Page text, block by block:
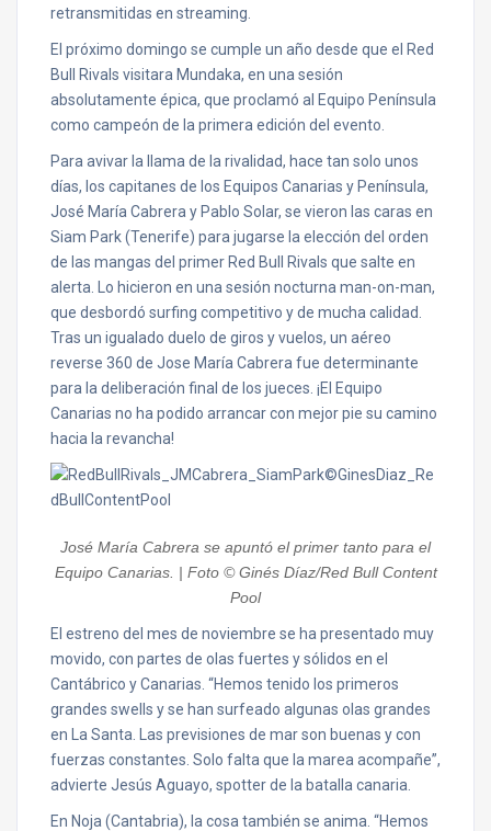
retransmitidas en streaming.
El próximo domingo se cumple un año desde que el Red
Bull Rivals visitara Mundaka, en una sesión
absolutamente épica, que proclamó al Equipo Península
como campeón de la primera edición del evento.
Para avivar la llama de la rivalidad, hace tan solo unos
días, los capitanes de los Equipos Canarias y Península,
José María Cabrera y Pablo Solar, se vieron las caras en
Siam Park (Tenerife) para jugarse la elección del orden
de las mangas del primer Red Bull Rivals que salte en
alerta. Lo hicieron en una sesión nocturna man-on-man,
que desbordó surfing competitivo y de mucha calidad.
Tras un igualado duelo de giros y vuelos, un aéreo
reverse 360 de Jose María Cabrera fue determinante
para la deliberación final de los jueces. ¡El Equipo
Canarias no ha podido arrancar con mejor pie su camino
hacia la revancha!
José María Cabrera se apuntó el primer tanto para el
Equipo Canarias. | Foto © Ginés Díaz/Red Bull Content
Pool
El estreno del mes de noviembre se ha presentado muy
movido, con partes de olas fuertes y sólidos en el
Cantábrico y Canarias. “Hemos tenido los primeros
grandes swells y se han surfeado algunas olas grandes
en La Santa. Las previsiones de mar son buenas y con
fuerzas constantes. Solo falta que la marea acompañe”,
advierte Jesús Aguayo, spotter de la batalla canaria.
En Noja (Cantabria), la cosa también se anima. “Hemos